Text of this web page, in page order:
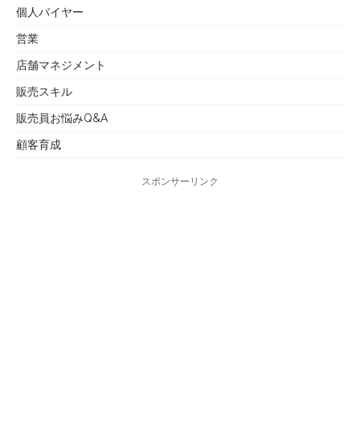
個人バイヤー
営業
店舗マネジメント
販売スキル
販売員お悩みQ&A
顧客育成
スポンサーリンク